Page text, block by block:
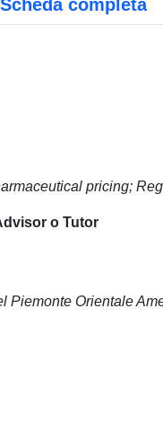
Scheda completa
pricing;
o Tutor
Piemonte Orientale